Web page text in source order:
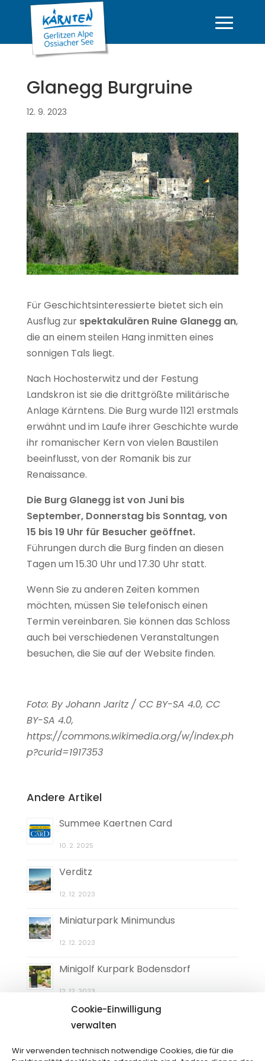
Cookie-Einwilligung
verwalten
Wir verwenden technisch notwendige Cookies, die für die
Glanegg Burgruine
12. 9. 2023
Für Geschichtsinteressierte bietet sich ein
Ausflug zur spektakulären Ruine Glanegg an,
die an einem steilen Hang inmitten eines
sonnigen Tals liegt.
Nach Hochosterwitz und der Festung
Landskron ist sie die drittgrößte militärische
Anlage Kärntens. Die Burg wurde 1121 erstmals
erwähnt und im Laufe ihrer Geschichte wurde
ihr romanischer Kern von vielen Baustilen
beeinflusst, von der Romanik bis zur
Renaissance.
Die Burg Glanegg ist von Juni bis
September, Donnerstag bis Sonntag, von
15 bis 19 Uhr für Besucher geöffnet.
Führungen durch die Burg finden an diesen
Tagen um 15.30 Uhr und 17.30 Uhr statt.
Wenn Sie zu anderen Zeiten kommen
möchten, müssen Sie telefonisch einen
Termin vereinbaren. Sie können das Schloss
auch bei verschiedenen Veranstaltungen
besuchen, die Sie auf der Website finden.
Foto: By Johann Jaritz / CC BY-SA 4.0, CC
BY-SA 4.0,
https://commons.wikimedia.org/w/index.ph
p?curid=1917353
Andere Artikel
Summee Kaertnen Card
10. 2. 2025
Verditz
12. 12. 2023
Miniaturpark Minimundus
12. 12. 2023
Minigolf Kurpark Bodensdorf
12. 12. 2023
Labyrinth im Elefantengras